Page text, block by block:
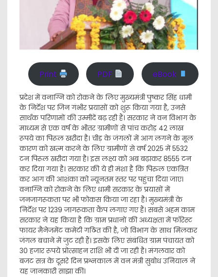
Print PDF eBook
प्रदेश में वनाग्नि को रोकने के लिए मुख्यमंत्री पुष्कर सिंह धामी
के निर्देश पर जिन गंभीर प्रयासों को शुरू किया गया है, उनसे
सार्थक परिणामों की उम्मीदें बढ़ रही हैं। सरकार ने वन विभाग के
माध्यम से एक वर्ष के भीतर ग्रामीणों से पांच करोड़ 42 लाख
रूपये का पिरूल खरीदा है। चीड़ के जंगलों में आग लगने के मूल
कारण को खत्म करने के लिए ग्रामीणों से वर्ष 2025 में 5532
टन पिरूल खरीदा गया है। इस लक्ष्य को अब बढ़ाकर 8555 टन
कर दिया गया है। सरकार की ये ही मंशा है कि पिरुल एकत्रित
कर आग की आशंका को न्यूनतम स्तर पर पहुंचा दिया जाए।
वनाग्नि को रोकने के लिए धामी सरकार के प्रयासों में
जनजागरूकता पर भी फोकस किया जा रहा है। मुख्यमंत्री के
निर्देश पर 1239 जागरूकता कैंप लगाए गए हैं। सबसे अहम काम
सरकार ने यह किया है कि ग्राम प्रधानों की अध्यक्षता में फाॅरेस्ट
फायर मैनेजमेंट कमेटी गठित की है, जो विभाग के साथ मिलकर
जंगल बचाने में जुट रही हैं। इसके लिए संबंधित ग्राम पंचायत को
30 हजार रूपये प्रोत्साहन राशि भी दी जा रही है। मंगलवार को
बजट सत्र के दूसरे दिन प्रश्नकाल में वन मंत्री सुबोध उनियाल ने
यह जानकारी साझा कीं।